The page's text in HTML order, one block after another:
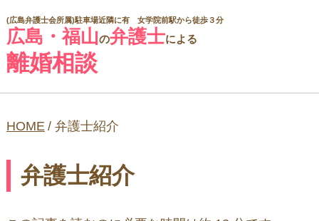
広島・福山の弁護士による
離婚相談
(広島弁護士会所属)駐車場近隣に有 女学院前駅から徒歩３分
HOME / 弁護士紹介
弁護士紹介